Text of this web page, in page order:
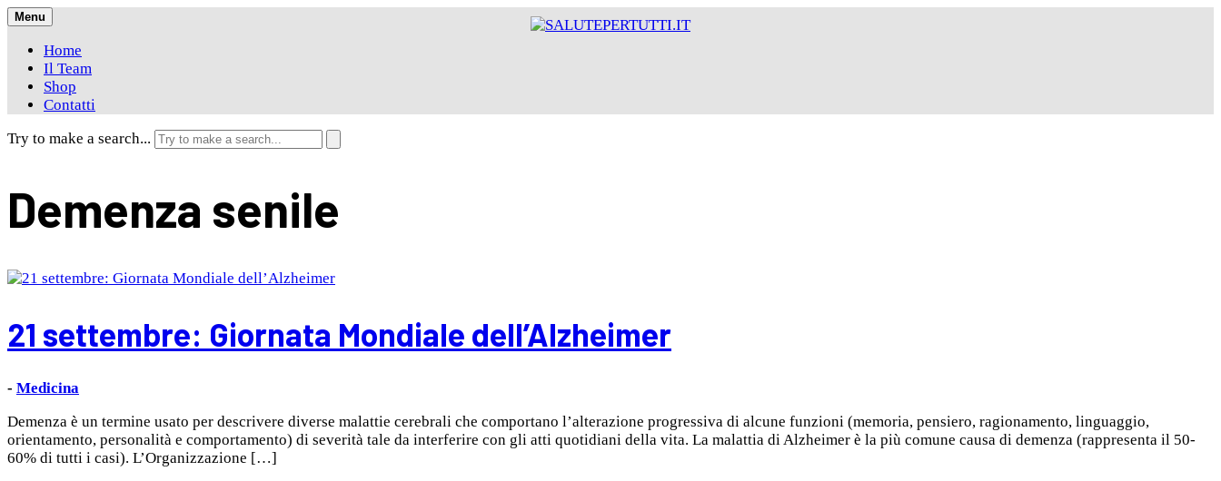
Skip
content
Menu
Home
Il Team
Shop
Contatti
Try to make a search...
Demenza senile
21 settembre: Giornata Mondiale dell’Alzheimer
- Medicina
Demenza è un termine usato per descrivere diverse malattie cerebrali che comportano l’alterazione progressiva di alcune funzioni (memoria, pensiero, ragionamento, linguaggio,
orientamento, personalità e comportamento) di severità tale da interferire con gli atti quotidiani della vita. La malattia di Alzheimer è la più comune causa di demenza (rappresenta il 50-
60% di tutti i casi). L’Organizzazione […]